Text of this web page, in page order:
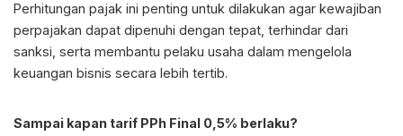
Perhitungan pajak ini penting untuk dilakukan agar kewajiban
perpajakan dapat dipenuhi dengan tepat, terhindar dari
sanksi, serta membantu pelaku usaha dalam mengelola
keuangan bisnis secara lebih tertib.
Sampai kapan tarif PPh Final 0,5% berlaku?